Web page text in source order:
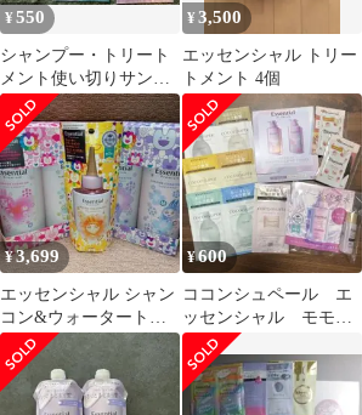
¥550
シャンプー・トリート
メント使い切りサンプ
ルセット
¥3,500
エッセンシャル トリー
トメント 4個
¥3,699
エッセンシャル シャン
コン&ウォータートリ
ートメント 村上隆
NewJeans
¥600
ココンシュペール エ
ッセンシャル モモ
リ 試供品 サンプル
セット